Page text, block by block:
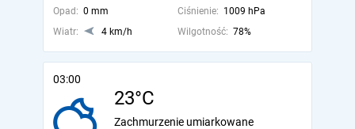
Opad: 0 mm Ciśnienie: 1009 hPa
Wiatr:
4 km/h Wilgotność: 78%
03:00
23°C
Zachmurzenie umiarkowane